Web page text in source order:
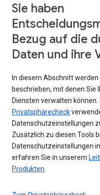
Sie haben
Bezug auf die
Daten und ihre
In diesem Abschnitt
beschrieben, mit denen Sie
Diensten verwalten
Privatsphärecheck
Datenschutzeinstellungen
Zusätzlich zu diesen Tools
Datenschutzeinstellungen
erfahren Sie in unserem
Produkten